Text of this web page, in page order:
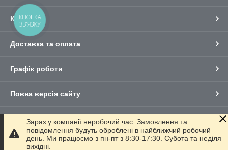
Контакти
Доставка та оплата
Графік роботи
Повна версія сайту
Сайт створено на маркетплейсіProm.ua
Політика конфіденційності
Зараз у компанії неробочий час. Замовлення та
повідомлення будуть оброблені в найближчий робочий
день. Ми працюємо з пн-пт з 8:30-17:30. Субота та неділя
вихідні.
КНОПКА
ЗВ'ЯЗКУ